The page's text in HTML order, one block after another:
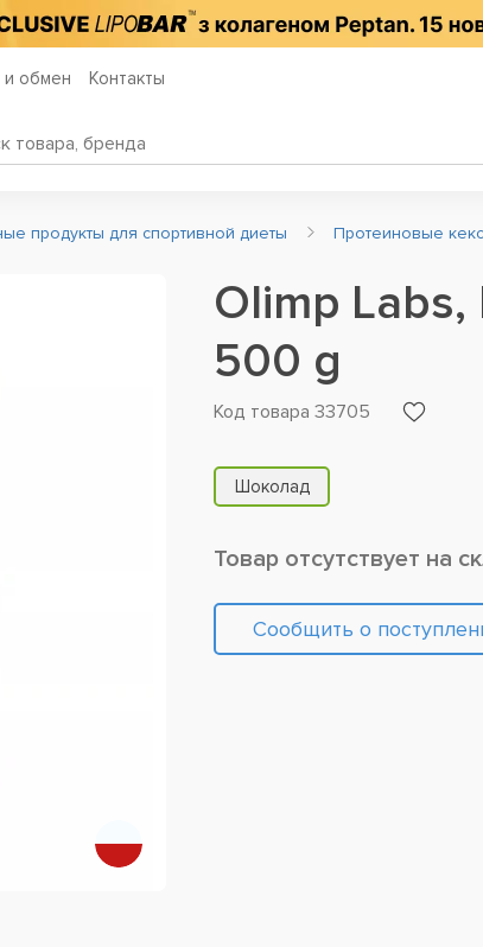
и обмен Контакты
продукты для спортивной диеты Протеиновые
Olimp
500 g
Код товара 33705
Шоколад
Товар отсутствует на
Сообщить о